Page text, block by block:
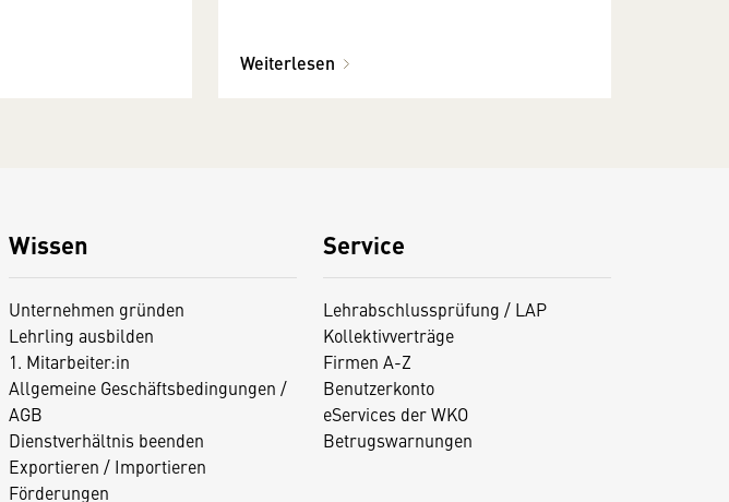
Weiterlesen
Wissen
Unternehmen gründen
Lehrling ausbilden
1. Mitarbeiter:in
Allgemeine Geschäftsbedingungen /
AGB
Dienstverhältnis beenden
Exportieren / Importieren
Förderungen
Service
Lehrabschlussprüfung / LAP
Kollektivverträge
Firmen A-Z
Benutzerkonto
eServices der WKO
Betrugswarnungen